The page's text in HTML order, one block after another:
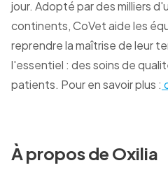
jour. Adopté par des milliers
continents, CoVet aide les
reprendre la maîtrise de leur
l'essentiel : des soins de
patients. Pour en savoir plus :
À propos de Oxilia